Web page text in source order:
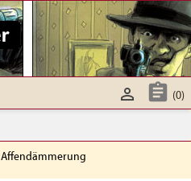
 (0)

Affendämmerung